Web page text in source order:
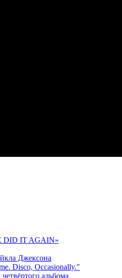
DID IT AGAIN»
Джексона
Disco, Occasionally."
альбома